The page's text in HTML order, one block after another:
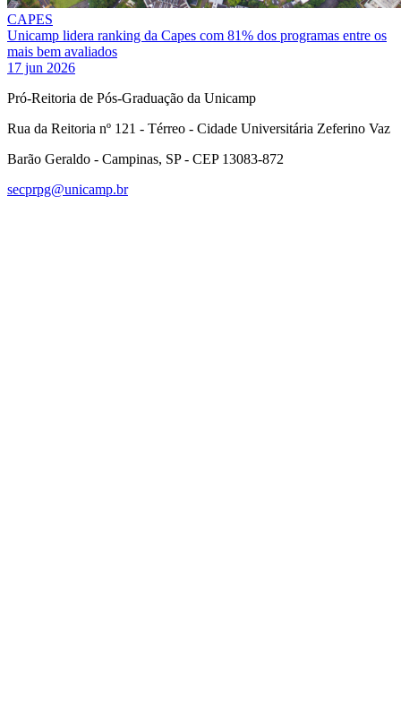
CAPES
Unicamp lidera ranking da Capes com 81% dos programas entre os
mais bem avaliados
17 jun 2026
Pró-Reitoria de Pós-Graduação da Unicamp
Rua da Reitoria nº 121 - Térreo - Cidade Universitária Zeferino Vaz
Barão Geraldo - Campinas, SP - CEP 13083-872
secprpg@unicamp.br